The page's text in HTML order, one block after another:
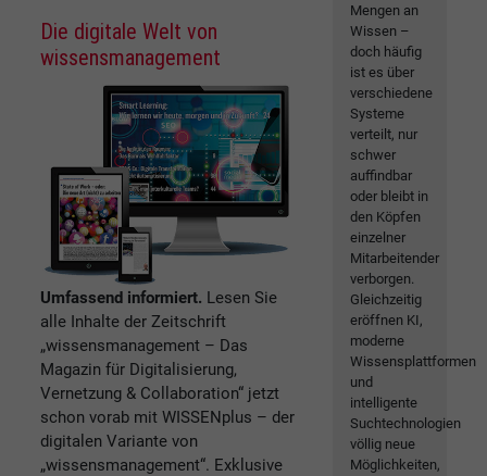
Die digitale Welt von
wissensmanagement
Umfassend informiert. Lesen Sie
alle Inhalte der Zeitschrift
„wissensmanagement – Das
Magazin für Digitalisierung,
Vernetzung & Collaboration“ jetzt
schon vorab mit WISSENplus – der
digitalen Variante von
„wissensmanagement“. Exklusive
Mengen an
Wissen –
doch häufig
ist es über
verschiedene
Systeme
verteilt, nur
schwer
auffindbar
oder bleibt in
den Köpfen
einzelner
Mitarbeitender
verborgen.
Gleichzeitig
eröffnen KI,
moderne
Wissensplattformen
und
intelligente
Suchtechnologien
völlig neue
Möglichkeiten,